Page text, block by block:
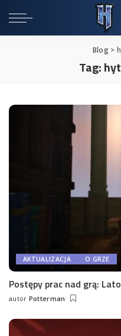
Blog>
Tag:
AKTUALIZACJA O GRZE
Postępy prac nad grą:
Posted
autor Potterman